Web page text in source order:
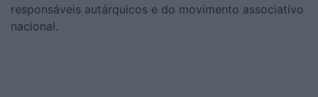
responsáveis autárquicos e do movimento associativo
nacional.